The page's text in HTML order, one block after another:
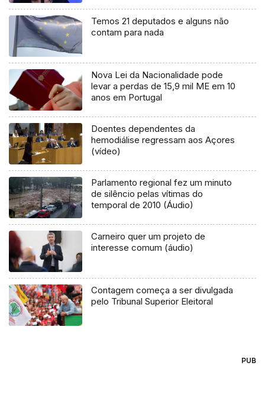
Temos 21 deputados e alguns não
contam para nada
Nova Lei da Nacionalidade pode
levar a perdas de 15,9 mil ME em 10
anos em Portugal
Doentes dependentes da
hemodiálise regressam aos Açores
(vídeo)
Parlamento regional fez um minuto
de silêncio pelas vítimas do
temporal de 2010 (Áudio)
Carneiro quer um projeto de
interesse comum (áudio)
Contagem começa a ser divulgada
pelo Tribunal Superior Eleitoral
PUB